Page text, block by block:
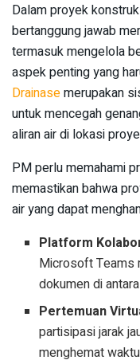
Dalam proyek
bertanggung jawab
termasuk mengelola
aspek penting yang
Drainasemerupakan
untuk mencegah
aliran air di lokasi
PM perlu memahami
memastikan bahwa
air yang dapat
Platform
Microsoft Teams
dokumen di
Pertemuan
partisipasi jarak
menghemat